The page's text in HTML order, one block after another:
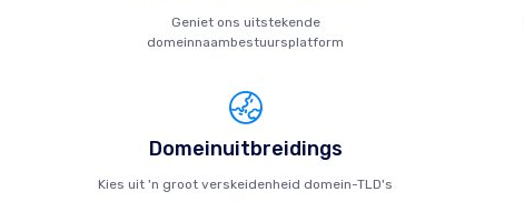
Geniet ons uitstekende
domeinnaambestuursplatform
Domeinuitbreidings
Kies uit 'n groot verskeidenheid domein-TLD's